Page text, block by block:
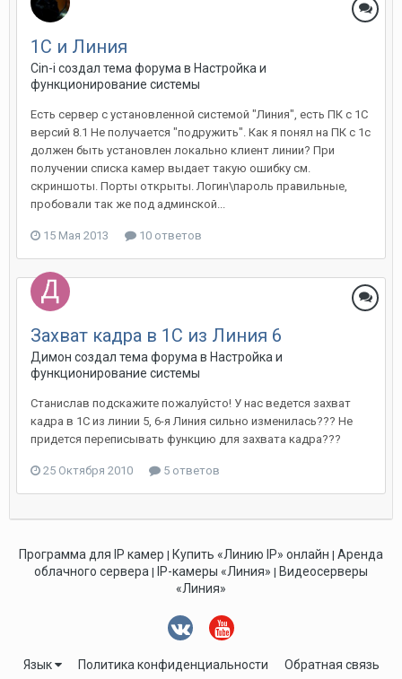
1С и Линия
Cin-i создал тема форума в Настройка и
функционирование системы
Есть сервер с установленной системой "Линия", есть ПК с 1С
версий 8.1 Не получается "подружить". Как я понял на ПК с 1с
должен быть установлен локально клиент линии? При
получении списка камер выдает такую ошибку см.
скриншоты. Порты открыты. Логин\пароль правильные,
пробовали так же под админской...
15 Мая 2013 10 ответов
Захват кадра в 1С из Линия 6
Димон создал тема форума в Настройка и
функционирование системы
Станислав подскажите пожалуйсто! У нас ведется захват
кадра в 1С из линии 5, 6-я Линия сильно изменилась??? Не
придется переписывать функцию для захвата кадра???
25 Октября 2010 5 ответов
Программа для IP камер | Купить «Линию IP» онлайн | Аренда
облачного сервера | IP-камеры «Линия» | Видеосерверы
«Линия»
Язык Политика конфиденциальности Обратная связь